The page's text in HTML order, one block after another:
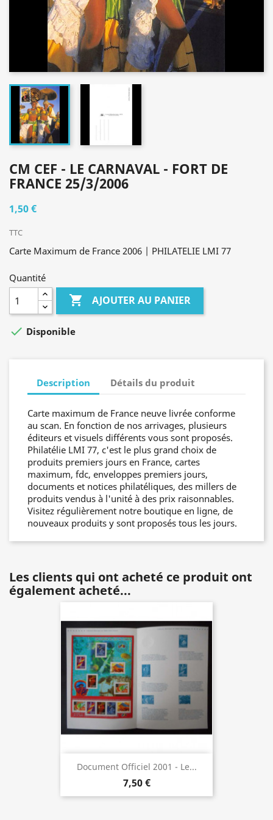
CM CEF - LE CARNAVAL - FORT DE
FRANCE 25/3/2006
1,50 €
TTC
Carte Maximum de France 2006 | PHILATELIE LMI 77
Quantité
 AJOUTER AU PANIER
 Disponible
Description Détails du produit
Carte maximum de France neuve livrée conforme
au scan. En fonction de nos arrivages, plusieurs
éditeurs et visuels différents vous sont proposés.
Philatélie LMI 77, c'est le plus grand choix de
produits premiers jours en France, cartes
maximum, fdc, enveloppes premiers jours,
documents et notices philatéliques, des millers de
produits vendus à l'unité à des prix raisonnables.
Visitez régulièrement notre boutique en ligne, de
nouveaux produits y sont proposés tous les jours.
Les clients qui ont acheté ce produit ont
également acheté...
Document Officiel 2001 - Le...
7,50 €